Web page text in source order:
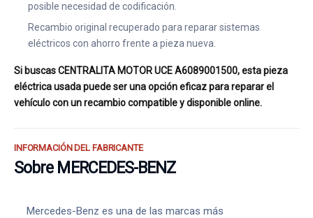
posible necesidad de codificación.
Recambio original recuperado para reparar sistemas
eléctricos con ahorro frente a pieza nueva.
Si buscas CENTRALITA MOTOR UCE A6089001500, esta pieza
eléctrica usada puede ser una opción eficaz para reparar el
vehículo con un recambio compatible y disponible online.
INFORMACIÓN DEL FABRICANTE
Sobre MERCEDES-BENZ
Mercedes-Benz es una de las marcas más